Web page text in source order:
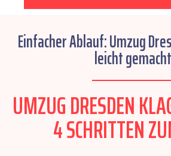
Einfacher Ablauf: Umzug
leicht
UMZUG DRESDEN
4 SCHRITTEN